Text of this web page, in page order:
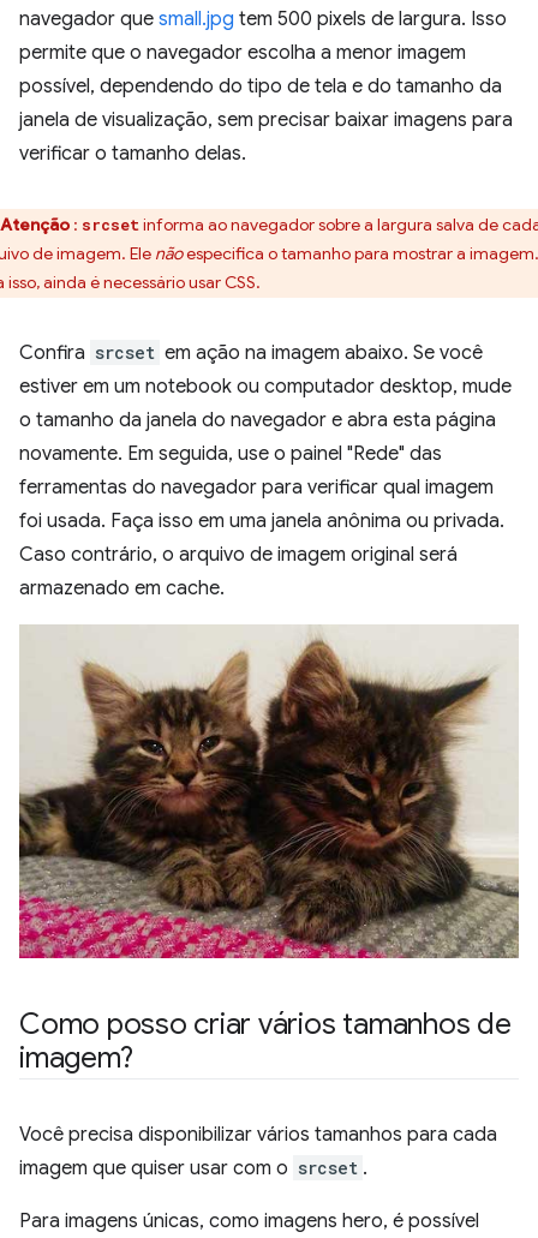
navegador que small.jpg tem 500 pixels de largura. Isso
permite que o navegador escolha a menor imagem
possível, dependendo do tipo de tela e do tamanho da
janela de visualização, sem precisar baixar imagens para
verificar o tamanho delas.
Atenção : srcsetinforma ao navegador sobre a largura salva de
de imagem. Ele nãoespecifica o tamanho para mostrar a imagem.
isso, ainda é necessário usar CSS.
Confira srcset em ação na imagem abaixo. Se você
estiver em um notebook ou computador desktop, mude
o tamanho da janela do navegador e abra esta página
novamente. Em seguida, use o painel "Rede" das
ferramentas do navegador para verificar qual imagem
foi usada. Faça isso em uma janela anônima ou privada.
Caso contrário, o arquivo de imagem original será
armazenado em cache.
Como posso criar vários tamanhos de
imagem?
Você precisa disponibilizar vários tamanhos para cada
imagem que quiser usar com o srcset .
Para imagens únicas, como imagens hero, é possível